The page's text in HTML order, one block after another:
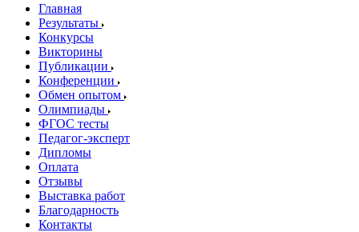
Главная
Результаты
Конкурсы
Викторины
Публикации
Конференции
Обмен опытом
Олимпиады
ФГОС тесты
Педагог-эксперт
Дипломы
Оплата
Отзывы
Выставка работ
Благодарность
Контакты